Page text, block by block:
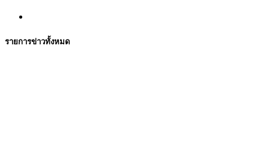
รายการข่าวทั้งหมด